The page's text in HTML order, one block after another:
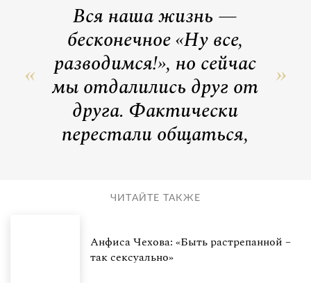
Вся наша жизнь —
бесконечное «Ну все,
разводимся!», но сейчас
мы отдалились друг от
друга. Фактически
перестали общаться,
ЧИТАЙТЕ ТАКЖЕ
Анфиса Чехова: «Быть растрепанной –
так сексуально»